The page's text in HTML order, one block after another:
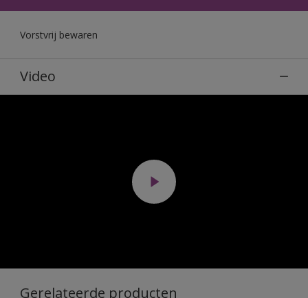
Vorstvrij bewaren
Video
Gerelateerde producten